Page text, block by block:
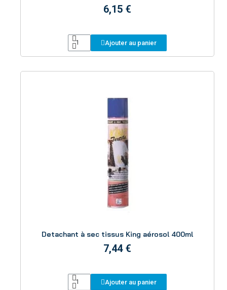
6,15 €
Ajouter au panier
Detachant à sec tissus King aérosol 400ml
7,44 €
Ajouter au panier